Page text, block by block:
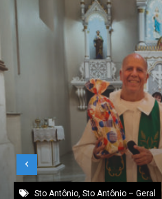
Sto Antônio Sto Antônio – Saúde